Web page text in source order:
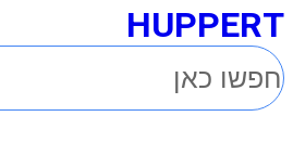
HUPPERT